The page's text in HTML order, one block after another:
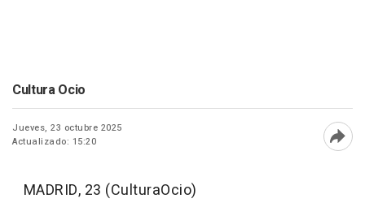
Cultura Ocio
Jueves, 23 octubre 2025
Actualizado: 15:20
MADRID, 23 (CulturaOcio)